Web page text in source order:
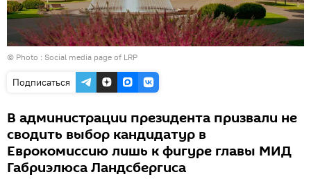
© Photo : Social media page of LRP
Подписаться
В администрации президента призвали не
сводить выбор кандидатур в
Еврокомиссию лишь к фигуре главы МИД
Габриэлюса Ландсбергиса